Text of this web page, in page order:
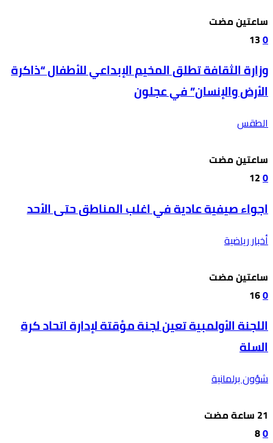
‫‫‫‏‫ساعتين مضت‬
0
13
وزارة الثقافة تطلق المخيم الإبداعي للأطفال “ذاكرة
الأرض والإنسان” في عجلون
الطقس
‫‫‫‏‫ساعتين مضت‬
0
12
اجواء صيفية عادية في اغلب المناطق حتى الأحد
أخبار رياضية
‫‫‫‏‫ساعتين مضت‬
0
16
اللجنة الأولمبية تعين لجنة مؤقتة لإدارة اتحاد كرة
السلة
شؤون برلمانية
0
8